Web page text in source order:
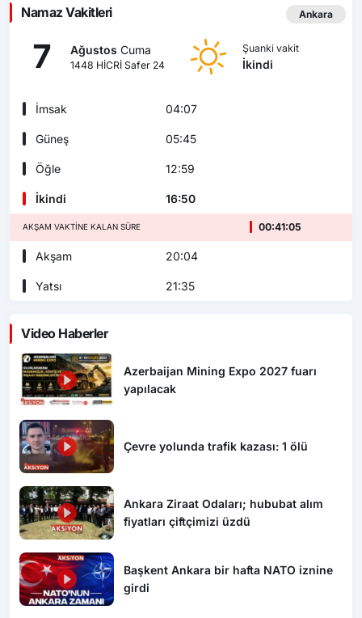
Namaz Vakitleri Ankara
7 Ağustos Cuma
1448 HİCRİ Safer 24
Şuanki vakit
İkindi
İmsak 04:07
Güneş 05:45
Öğle 12:59
İkindi 16:50
AKŞAM VAKTINE KALAN SÜRE 00:41:04
Akşam 20:04
Yatsı 21:35
Video Haberler
Azerbaijan Mining Expo 2027 fuarı
yapılacak
Çevre yolunda trafik kazası: 1 ölü
Ankara Ziraat Odaları; hububat alım
fiyatları çiftçimizi üzdü
Başkent Ankara bir hafta NATO iznine
girdi